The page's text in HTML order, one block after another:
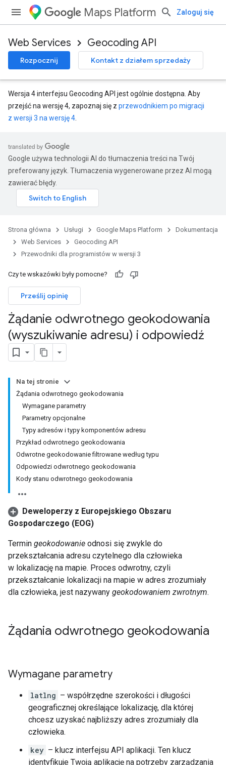
Maps Platform Zaloguj się
Web Services Geocoding API
Rozpocznij Kontakt z działem sprzedaży
Wersja 4 interfejsu Geocoding API jest ogólnie dostępna. Aby
przejść na wersję 4, zapoznaj się z przewodnikiem po migracji
z wersji 3 na wersję 4
Google używa technologii AI do tłumaczenia treści na Twój
preferowany język. Tłumaczenia wygenerowane przez AI mogą
zawierać błędy.
Strona główna Usługi Google Maps Platform
Dokumentacja
Web Services
Geocoding API
Przewodniki dla programistów w wersji 3
Czy te wskazówki były pomocne?
Prześlij opinię
Żądanie odwrotnego geokodowania
(wyszukiwanie adresu) i odpowiedź
Na tej stronie
Żądania odwrotnego geokodowania
Wymagane parametry
Parametry opcjonalne
Typy adresów i typy komponentów adresu
Przykład odwrotnego geokodowania
Odwrotne geokodowanie filtrowane według typu
Odpowiedzi odwrotnego geokodowania
Kody stanu odwrotnego geokodowania
Deweloperzy z Europejskiego Obszaru
Gospodarczego (EOG)
Termin geokodowanie odnosi się zwykle do
przekształcania adresu czytelnego dla człowieka
w lokalizację na mapie. Proces odwrotny, czyli
przekształcanie lokalizacji na mapie w adres zrozumiały
dla człowieka, jest nazywany geokodowaniem zwrotnym.
Żądania odwrotnego geokodowania
Wymagane parametry
latlng – współrzędne szerokości i długości
geograficznej określające lokalizację, dla której
chcesz uzyskać najbliższy adres zrozumiały dla
człowieka.
key – klucz interfejsu API aplikacji. Ten klucz
identyfikuje Twoją aplikację na potrzeby zarządzania